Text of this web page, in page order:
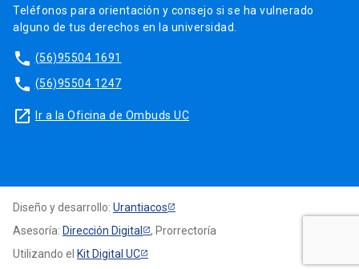
Teléfonos para orientación y consejo si se ha vulnerado
alguno de tus derechos en la universidad.
phone (56)95504 1691
phone (56)95504 1247
launch Ir a la Oficina de Ombuds UC
Diseño y desarrollo: Urantiacos
Asesoría: Dirección Digital
, Prorrectoría
Utilizando el Kit Digital UC